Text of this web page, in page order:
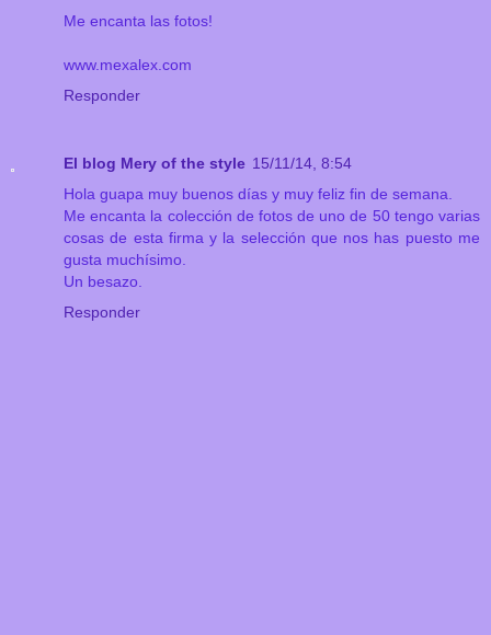
Me encanta las fotos!
www.mexalex.com
Responder
El blog Mery of the style 15/11/14, 8:54
Hola guapa muy buenos días y muy feliz fin de semana.
Me encanta la colección de fotos de uno de 50 tengo varias
cosas de esta firma y la selección que nos has puesto me
gusta muchísimo.
Un besazo.
Responder